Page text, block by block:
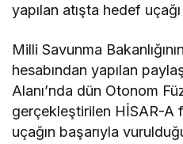
yapılan atışta hedef
Milli Savunma
hesabından yapılan
Alanı’nda dün Otonom
gerçekleştirilen HİSAR-A
uçağın başarıyla